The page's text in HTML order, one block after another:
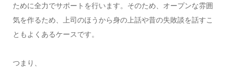
ために全力でサポートを行います。そのため、オープンな雰囲
気を作るため、上司のほうから身の上話や昔の失敗談を話すこ
ともよくあるケースです。
つまり、